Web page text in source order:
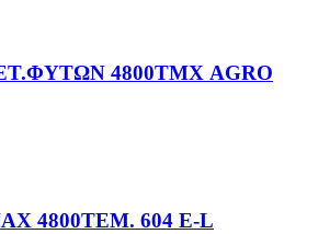
4800ΤΜΧ AGRO
4800ΤΕΜ. 604 E-L